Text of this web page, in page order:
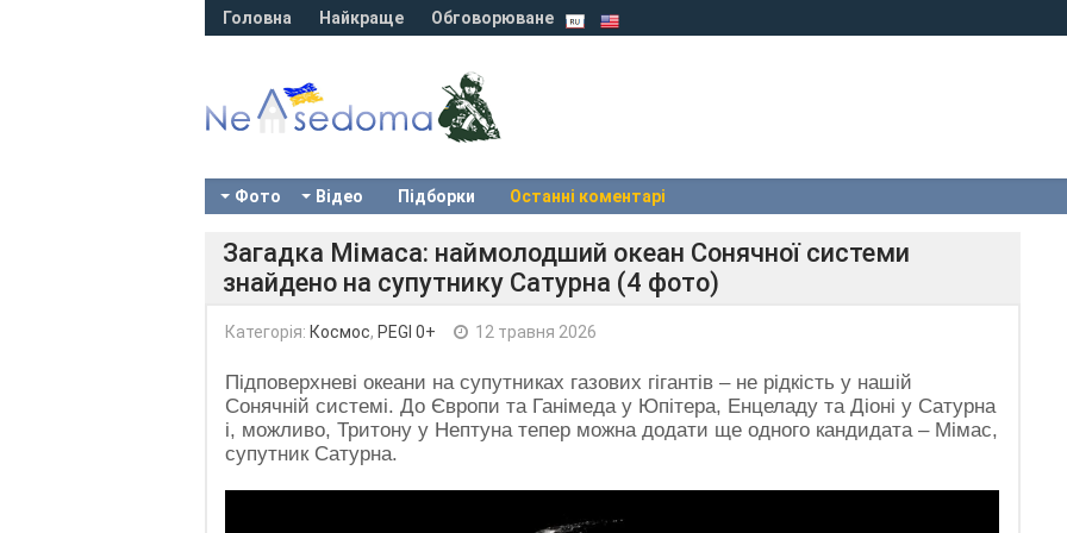
Головна Найкраще Обговорюване
Фото Відео Підборки Останні коментарі
Загадка Мімаса: наймолодший океан Сонячної системи
знайдено на супутнику Сатурна (4 фото)
Категорія: Космос, PEGI 0+ 12 травня 2026
Підповерхневі океани на супутниках газових гігантів – не рідкість у нашій
Сонячній системі. До Європи та Ганімеда у Юпітера, Енцеладу та Діоні у Сатурна
і, можливо, Тритону у Нептуна тепер можна додати ще одного кандидата – Мімас,
супутник Сатурна.